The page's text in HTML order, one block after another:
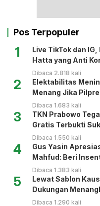
Pos Terpopuler
1
Live TikTok dan
Hatta yang Anti
Dibaca 2.818 kali
2
Elektabilitas
Menang Jika
Dibaca 1.683 kali
3
TKN Prabowo
Gratis Terbukti
Dibaca 1.550 kali
4
Gus Yasin
Mahfud: Beri
Dibaca 1.383 kali
5
Lewat Sablon
Dukungan
Dibaca 1.290 kali